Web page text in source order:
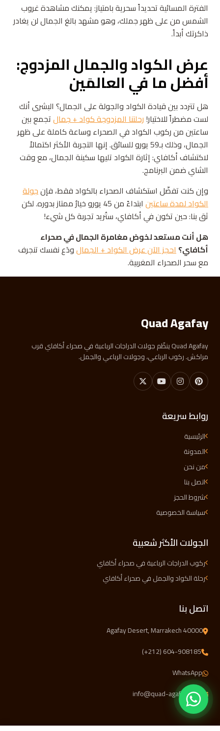
الفترة المسائية تحديداً سحرية بامتياز: يمكنك مشاهدة غروب
الشمس من على ظهر جملك، وهو مشهد بالغ الجمال لن يغادر
ذاكرتك أبداً.
عرض الكواد والجمال المزدوج:
أفضل ما في العالمَين
هل تتردد بين قيادة الكواد والجولة على الجمال؟ البشرى أنك
لست مضطراً للاختيار! رحلتنا المزدوجة كواد + جمالتجمع بين
ساعتين من ركوب الكواد في الصحراء وساعة كاملة على ظهر
الجمال، وذلك بـ59 يورو للسائق. إنها التجربة الأكثر اكتمالاً
لاكتشاف أكافاي: إثارة الكواد تليها سكينة الجمال، مع وقت
الشاي ضمن البرنامج.
وإن كنت تفضّل استكشاف الصحراء بالكواد فقط، فإنجولة
الكواد لمدة ساعتين
ابتداءً من 45 يورو خيارٌ ممتاز بدوره. لكن
ثق بنا: حين تكون في أكافاي، ستُريد تجربة كل شيء!
هل أنت مستعد لخوض مغامرة الجمال في صحراء
أكافاي؟احجز الآن عرض الكواد + الجمالودَع نفسك تنجرف
مع سحر الصحراء المغربية.
Quad Agafay
Quad Agafay ينظّم جولات الدراجات الرباعية في صحراء أكافاي قرب
مراكش. ركوب الرباعي، وجولات الرباعي والجمل.
روابط سريعة
الرئيسية
المدونة
من نحن
اتصل بنا
شروط الحجز
سياسة الخصوصية
الجولات الأكثر شعبية
ركوب الدراجات الرباعية في صحراء أكافاي
رحلة الكواد والجمل في صحراء أكافاي
اتصل بنا
Agafay Desert, Marrakech 40000
(+212) 604-908185
WhatsApp
info@quad-agafay.com